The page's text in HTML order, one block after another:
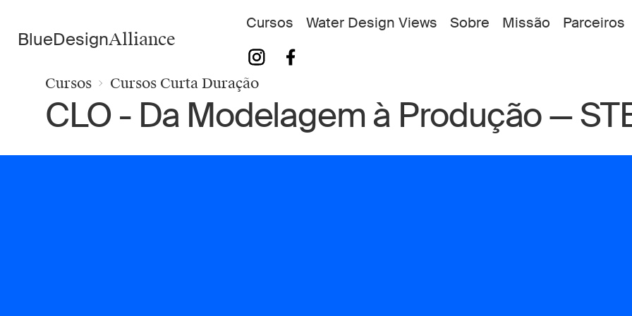
BlueDesignAlliance
Cursos Water Design Views Sobre Missão Parceiros
Cursos Cursos Curta Duração
CLO - Da Modelagem à Produção —